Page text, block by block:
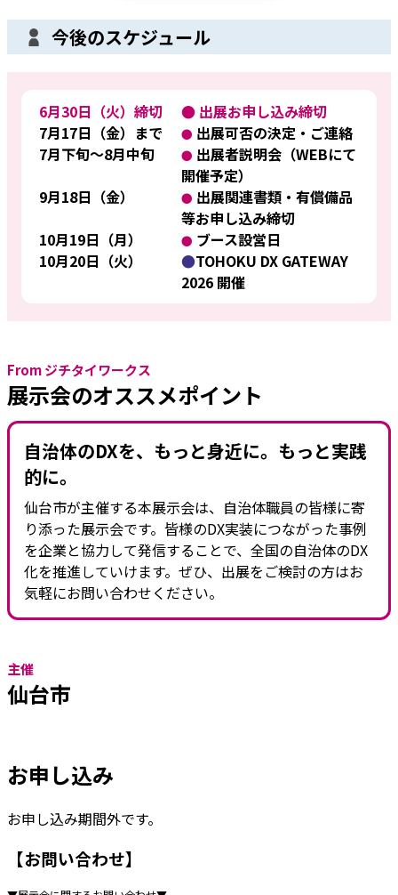
今後のスケジュール
6月30日（火）締切
● 出展お申し込み締切
7月17日（金）まで
● 出展可否の決定・ご連絡
7月下旬〜8月中旬
● 出展者説明会（WEBにて
開催予定）
9月18日（金）
● 出展関連書類・有償備品
等お申し込み締切
10月19日（月）
● ブース設営日
10月20日（火）
●TOHOKU DX GATEWAY
2026 開催
From ジチタイワークス
展示会のオススメポイント
自治体のDXを、もっと身近に。もっと実践
的に。
仙台市が主催する本展示会は、自治体職員の皆様に寄
り添った展示会です。皆様のDX実装につながった事例
を企業と協力して発信することで、全国の自治体のDX
化を推進していけます。ぜひ、出展をご検討の方はお
気軽にお問い合わせください。
主催
仙台市
お申し込み
お申し込み期間外です。
【お問い合わせ】